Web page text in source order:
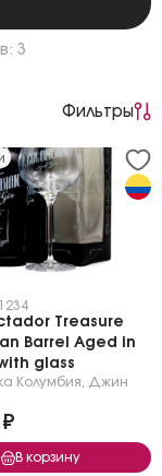
3
Фильтры
Treasure
Barrel Aged in
glass
Колумбия Джин
В корзину